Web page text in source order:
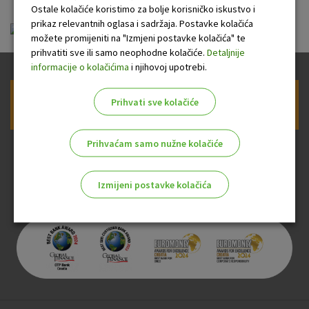
ou-skrbnistvo.pdf
Prijava na newsletter OTP banke
Ostale kolačiće koristimo za bolje korisničko iskustvo i
prikaz relevantnih oglasa i sadržaja. Postavke kolačića
možete promijeniti na "Izmjeni postavke kolačića" te
prihvatiti sve ili samo neophodne kolačiće. Detaljnije
informacije o kolačićima i njihovoj upotrebi.
Prihvati sve kolačiće
Prihvaćam samo nužne kolačiće
Izmijeni postavke kolačića